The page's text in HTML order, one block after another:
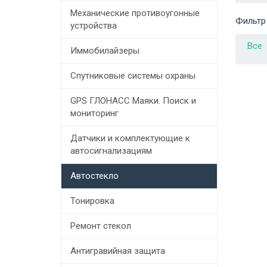
Механические противоугонные
устройства
Иммобилайзеры
Спутниковые системы охраны
GPS ГЛОНАСС Маяки. Поиск и
мониторинг
Датчики и комплектующие к
автосигнализациям
Автостекло
Тонировка
Ремонт стекол
Антигравийная защита
Все